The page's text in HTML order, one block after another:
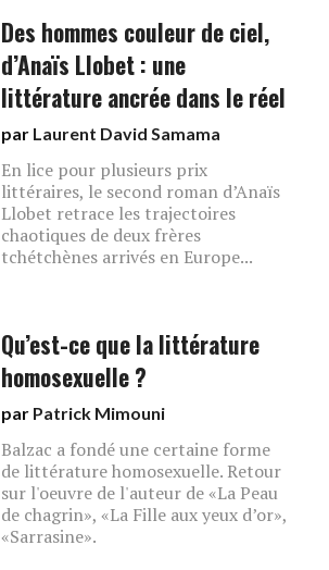
Des hommes couleur de ciel,
d’Anaïs Llobet : une
littérature ancrée dans le réel
par Laurent David Samama
En lice pour plusieurs prix
littéraires, le second roman d’Anaïs
Llobet retrace les trajectoires
chaotiques de deux frères
tchétchènes arrivés en Europe...
Qu’est-ce que la littérature
homosexuelle ?
par Patrick Mimouni
Balzac a fondé une certaine forme
de littérature homosexuelle. Retour
sur l'oeuvre de l'auteur de «La Peau
de chagrin», «La Fille aux yeux d’or»,
«Sarrasine».